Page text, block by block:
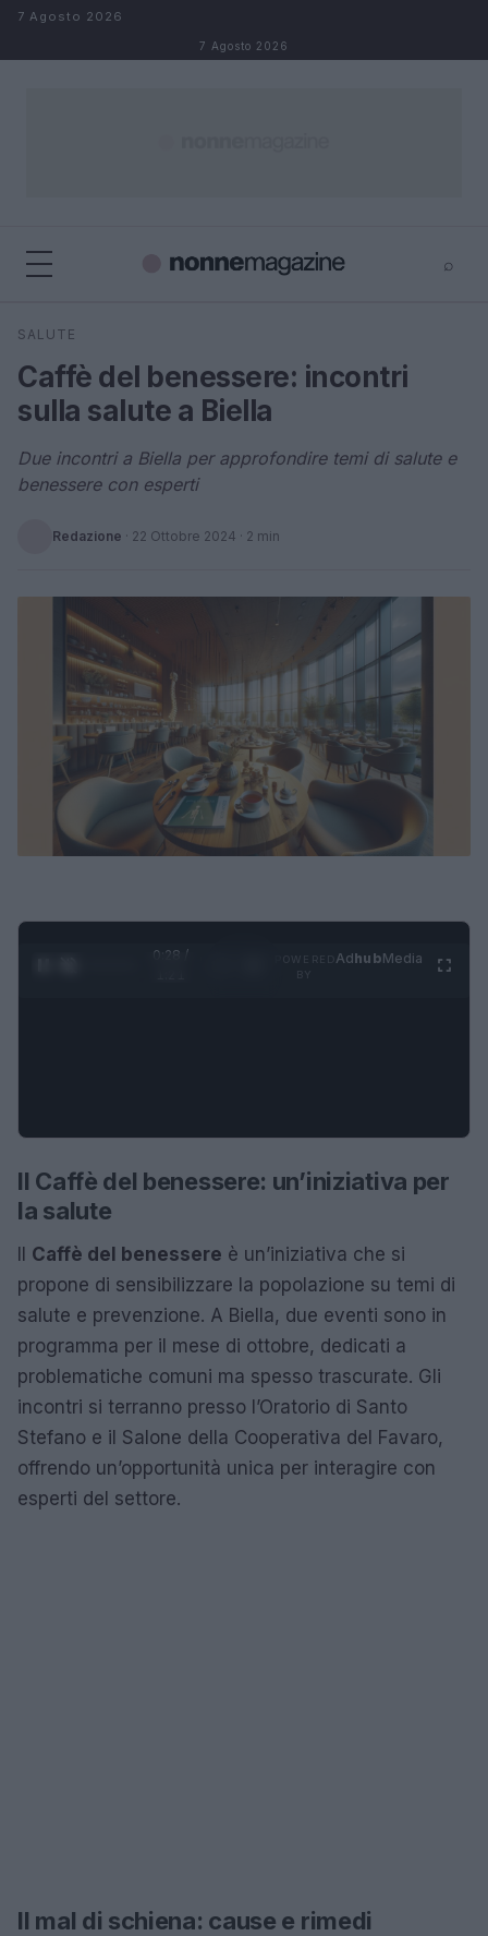
Salta al contenuto
7 Agosto 2026
7 Agosto 2026
⌕
Cerca
SALUTE
Caffè del benessere: incontri
sulla salute a Biella
Due incontri a Biella per approfondire temi di salute e
benessere con esperti
Redazione · 22 Ottobre 2024 · 2 min
0:28 /
AdhubMedia
Il Caffè del benessere: un’iniziativa per
la salute
Il Caffè del benessere è un’iniziativa che si
propone di sensibilizzare la popolazione su temi di
salute e prevenzione. A Biella, due eventi sono in
programma per il mese di ottobre, dedicati a
problematiche comuni ma spesso trascurate. Gli
incontri si terranno presso l’Oratorio di Santo
Stefano e il Salone della Cooperativa del Favaro,
offrendo un’opportunità unica per interagire con
esperti del settore.
Il mal di schiena: cause e rimedi